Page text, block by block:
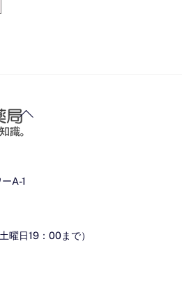
Back
A-1
曜日19：00まで）